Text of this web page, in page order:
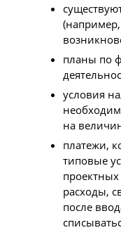
планы по
условия
на
платежи,
типовые
расходы,
после